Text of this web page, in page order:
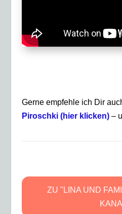
Gerne empfehle ich Dir
Piroschki (hier klicken)–
ZU "LINA UND